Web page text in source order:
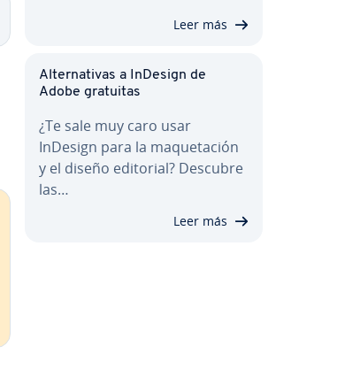
Leer más
Al­te­r­na­ti­vas a InDesign de
Adobe gratuitas
¿Te sale muy caro usar
InDesign para la ma­que­ta­ción
y el diseño editorial? Descubre
las…
Leer más